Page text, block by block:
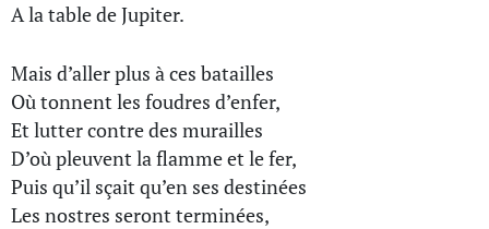
A la table de Jupiter.
Mais d’aller plus à ces batailles
Où tonnent les foudres d’enfer,
Et lutter contre des murailles
D’où pleuvent la flamme et le fer,
Puis qu’il sçait qu’en ses destinées
Les nostres seront terminées,